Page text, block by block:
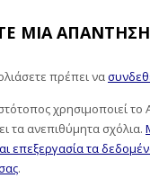
ΜΙΑ ΑΠΆΝΤΗΣΗ
πρέπει να
χρησιμοποιεί το
τα ανεπιθύμητα σχόλια.
επεξεργασία τα
.